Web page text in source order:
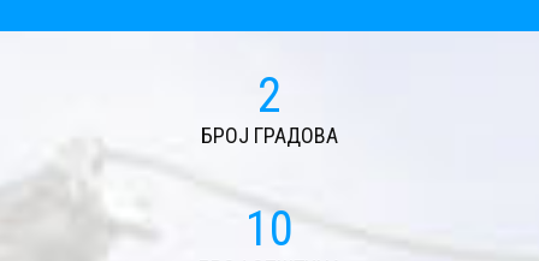
2
БРОЈ ГРАДОВА
11